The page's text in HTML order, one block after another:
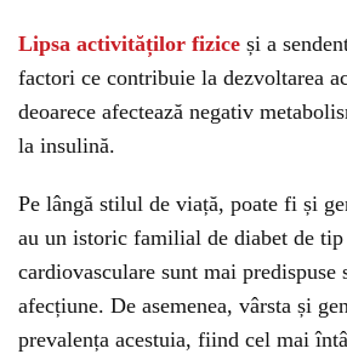
Lipsa activităților fizice și a
factori ce contribuie la dezvoltarea
deoarece afectează negativ
la insulină.
Pe lângă stilul de viață, poate fi și
au un istoric familial de diabet de
cardiovasculare sunt mai predispuse
afecțiune. De asemenea, vârsta și
prevalența acestuia, fiind cel mai